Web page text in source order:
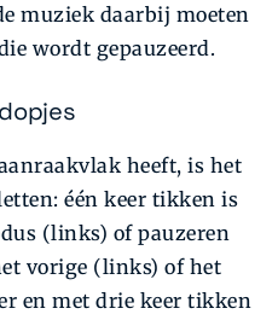
muziek daarbij moeten
wordt gepauzeerd.
hee­ft, is het
één keer tikken is
(links) of pauzeren
vorige (links) of het
en met drie keer tikken